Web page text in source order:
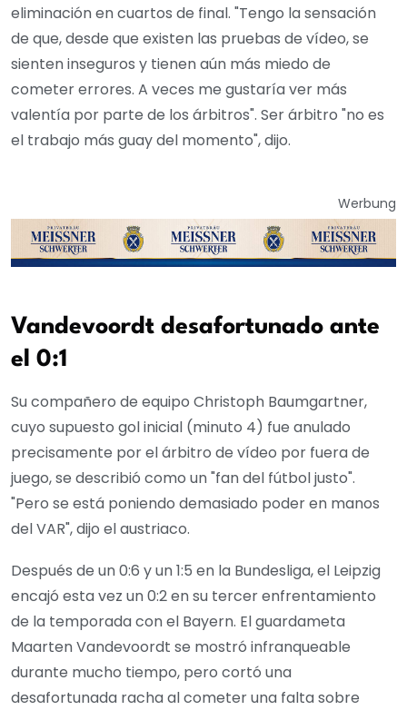
eliminación en cuartos de final. "Tengo la sensación
de que, desde que existen las pruebas de vídeo, se
sienten inseguros y tienen aún más miedo de
cometer errores. A veces me gustaría ver más
valentía por parte de los árbitros". Ser árbitro "no es
el trabajo más guay del momento", dijo.
Werbung
Vandevoordt desafortunado ante
el 0:1
Su compañero de equipo Christoph Baumgartner,
cuyo supuesto gol inicial (minuto 4) fue anulado
precisamente por el árbitro de vídeo por fuera de
juego, se describió como un "fan del fútbol justo".
"Pero se está poniendo demasiado poder en manos
del VAR", dijo el austriaco.
Después de un 0:6 y un 1:5 en la Bundesliga, el Leipzig
encajó esta vez un 0:2 en su tercer enfrentamiento
de la temporada con el Bayern. El guardameta
Maarten Vandevoordt se mostró infranqueable
durante mucho tiempo, pero cortó una
desafortunada racha al cometer una falta sobre